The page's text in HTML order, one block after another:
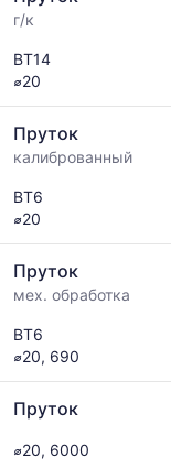
г/к
ВТ14
⌀20
Пруток
калиброванный
ВТ6
⌀20
Пруток
мех. обработка
ВТ6
⌀20, 690
Пруток
⌀20, 6000